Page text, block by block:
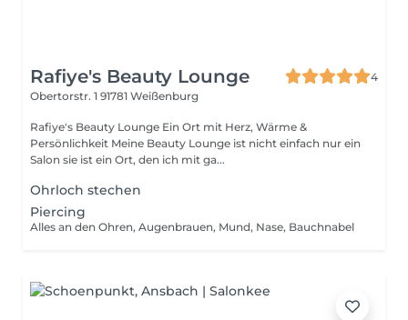
Rafiye's Beauty Lounge
4
Obertorstr. 1 91781 Weißenburg
Rafiye's Beauty Lounge Ein Ort mit Herz, Wärme &
Persönlichkeit Meine Beauty Lounge ist nicht einfach nur ein
Salon sie ist ein Ort, den ich mit ga...
Ohrloch stechen
Piercing
Alles an den Ohren, Augenbrauen, Mund, Nase, Bauchnabel